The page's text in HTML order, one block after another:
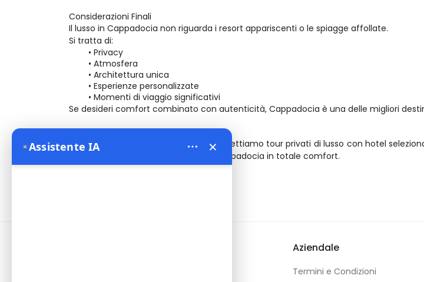
Considerazioni Finali
Il lusso in Cappadocia non riguarda i resort appariscenti o le spiagge affollate.
Si tratta di:
Privacy
Atmosfera
Architettura unica
Esperienze personalizzate
Momenti di viaggio significativi
Se desideri comfort combinato con autenticità, Cappadocia è una delle migliori
Vivi la Cappadocia con Stile
Presso Bien Cappadocia Travel
, progettiamo tour privati di lusso con hotel
su misura — così puoi godere della Cappadocia in totale comfort.
Aziendale
Termini e Condizioni
✦Assistente IA ×